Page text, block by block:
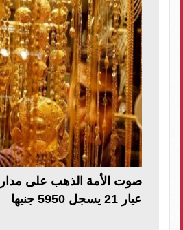
صوت الأمة الذهب على
عيار 21 يسجل 5950 جنيها